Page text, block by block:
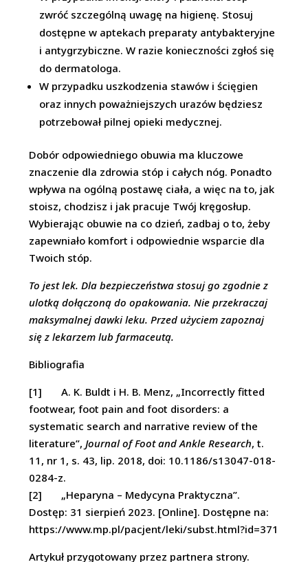
zwróć szczególną uwagę na higienę. Stosuj
dostępne w aptekach preparaty antybakteryjne
i antygrzybiczne. W razie konieczności zgłoś się
do dermatologa.
W przypadku uszkodzenia stawów i ścięgien
oraz innych poważniejszych urazów będziesz
potrzebował pilnej opieki medycznej.
Dobór odpowiedniego obuwia ma kluczowe
znaczenie dla zdrowia stóp i całych nóg. Ponadto
wpływa na ogólną postawę ciała, a więc na to, jak
stoisz, chodzisz i jak pracuje Twój kręgosłup.
Wybierając obuwie na co dzień, zadbaj o to, żeby
zapewniało komfort i odpowiednie wsparcie dla
Twoich stóp.
To jest lek. Dla bezpieczeństwa stosuj go zgodnie z
ulotką dołączoną do opakowania. Nie przekraczaj
maksymalnej dawki leku. Przed użyciem zapoznaj
się z lekarzem lub farmaceutą.
Bibliografia
[1] A. K. Buldt i H. B. Menz, „Incorrectly fitted
footwear, foot pain and foot disorders: a
systematic search and narrative review of the
literature”,Journal of Foot and Ankle Research, t.
11, nr 1, s. 43, lip. 2018, doi: 10.1186/s13047-018-
0284-z.
[2] „Heparyna – Medycyna Praktyczna”.
Dostęp: 31 sierpień 2023. [Online]. Dostępne na:
https://www.mp.pl/pacjent/leki/subst.html?id=371
Artykuł przygotowany przez partnera strony.